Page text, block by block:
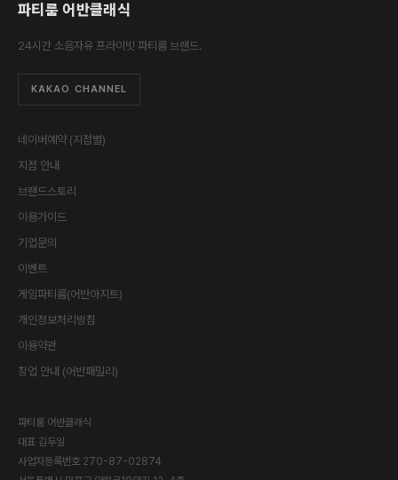
파티룸 어반클래식
24시간 소음자유 프라이빗 파티룸 브랜드.
KAKAO CHANNEL
네이버예약 (지점별)
지점 안내
브랜드스토리
이용가이드
기업문의
이벤트
게임파티룸(어반아지트)
개인정보처리방침
이용약관
창업 안내 (어반패밀리)
파티룸 어반클래식
대표 김두일
사업자등록번호 270-87-02874